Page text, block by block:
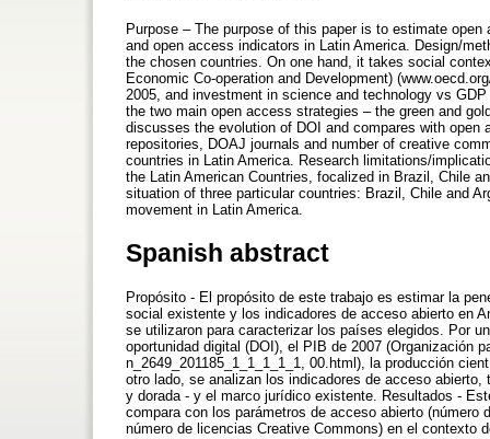
Purpose – The purpose of this paper is to estimate
and open access indicators in Latin America. Design/
the chosen countries. On one hand, it takes social
Economic Co-operation and Development)
2005, and investment in science and technology vs
the two main open access strategies – the green and
discusses the evolution of DOI and compares with
repositories, DOAJ journals and number of creative
countries in Latin America. Research limitations/
the Latin American Countries, focalized in Brazil, Chile
situation of three particular countries: Brazil, Chile and
movement in Latin America.
Spanish abstract
Propósito - El propósito de este trabajo es estimar la
social existente y los indicadores de acceso abierto en
se utilizaron para caracterizar los países elegidos. Por
oportunidad digital (DOI), el PIB de 2007 (Organización
n_2649_201185_1_1_1_1_1, 00.html), la producción
otro lado, se analizan los indicadores de acceso
y dorada - y el marco jurídico existente. Resultados -
compara con los parámetros de acceso abierto
número de licencias Creative Commons) en el contexto